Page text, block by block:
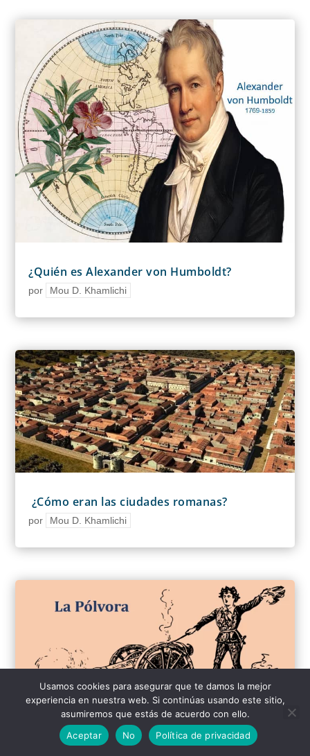
¿Quién es Alexander von Humboldt?
por Mou D. Khamlichi
¿Cómo eran las ciudades romanas?
por Mou D. Khamlichi
Usamos cookies para asegurar que te damos la mejor
experiencia en nuestra web. Si continúas usando este sitio,
asumiremos que estás de acuerdo con ello.
Aceptar
No Política de privacidad